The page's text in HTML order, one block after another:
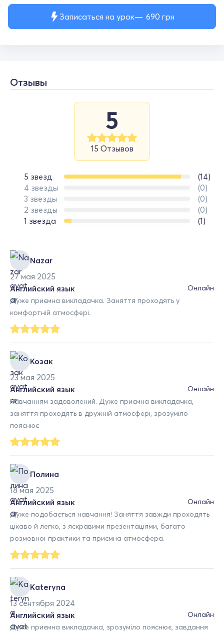
Записаться на урок 690 грн
Отзывы
5
15 Отзывов
5 звезд
(14)
4 звезды
(0)
3 звезды
(0)
2 звезды
(0)
1 звезда
(1)
Nazar
27 мая 2025
Онлайн
Английский язык
Дуже приємна викладачка. Заняття проходять у
комфортній атмосфері.
Козак
23 мая 2025
Онлайн
Английский язык
Навчанням задоволений. Дуже приємна викладачка,
заняття проходять в дружній атмосфері, зрозуміло
пояснює
Полина
18 мая 2025
Онлайн
Английский язык
Дуже подобається навчання! Заняття завжди проходять
цікаво й легко, з яскравими презентаціями, багато
розмовної практики та приємна атмосфера.
Kateryna
13 сентября 2024
Онлайн
Английский язык
Дуже приємна викладачка, зрозуміло пояснює, завдання